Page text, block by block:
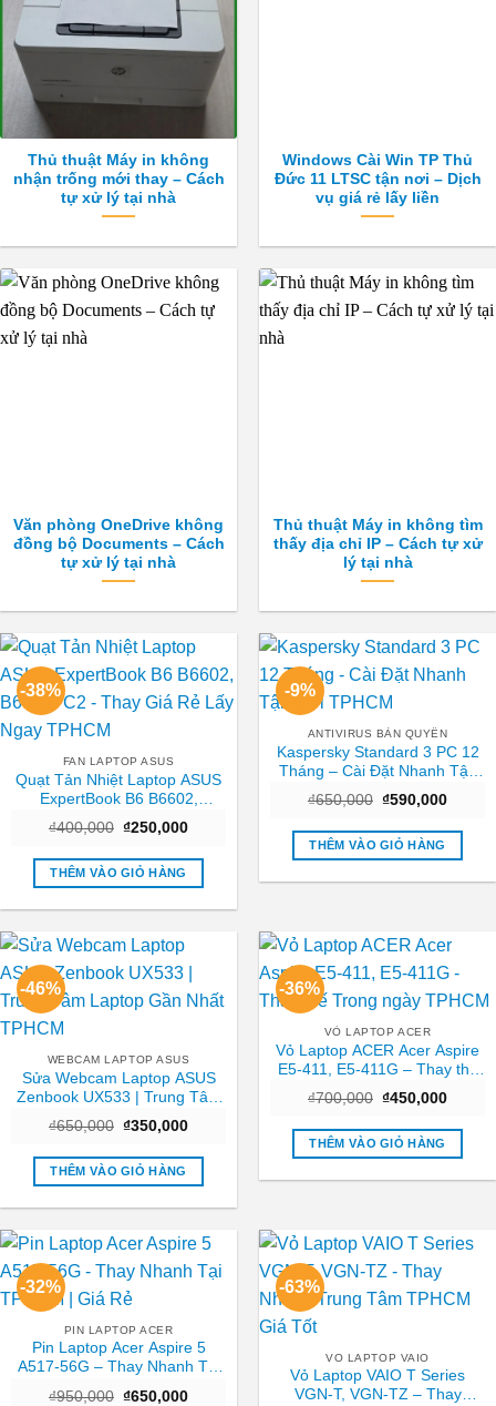
Thủ thuật Máy in không
nhận trống mới thay – Cách
tự xử lý tại nhà
Windows Cài Win TP Thủ
Đức 11 LTSC tận nơi – Dịch
vụ giá rẻ lấy liền
Văn phòng OneDrive không
đồng bộ Documents – Cách
tự xử lý tại nhà
Thủ thuật Máy in không tìm
thấy địa chỉ IP – Cách tự xử
lý tại nhà
-38%
FAN LAPTOP ASUS
Quạt Tản Nhiệt Laptop ASUS
ExpertBook B6 B6602,
Ngay TPHCM
₫400,000 Giá
là:
₫400,000.
₫250,000Giá
tại
₫250,000.
THÊM VÀO GIỎ HÀNG
-9%
ANTIVIRUS BẢN QUYỀN
Kaspersky Standard 3 PC 12
Tháng – Cài Đặt Nhanh Tận
₫650,000 Giá
là:
₫650,000.
₫590,000Giá
tại
THÊM VÀO GIỎ HÀNG
-46%
WEBCAM LAPTOP ASUS
Sửa Webcam Laptop ASUS
Zenbook UX533 | Trung Tâm
₫650,000 Giá
là:
₫650,000.
₫350,000Giá
tại
₫350,000.
THÊM VÀO GIỎ HÀNG
-36%
VỎ LAPTOP ACER
Vỏ Laptop ACER Acer Aspire
E5-411, E5-411G – Thay thế
₫700,000 Giá
là:
₫700,000.
₫450,000Giá
tại
THÊM VÀO GIỎ HÀNG
-32%
PIN LAPTOP ACER
Pin Laptop Acer Aspire 5
A517-56G – Thay Nhanh Tại
₫950,000 Giá
₫650,000Giá
-63%
VO LAPTOP VAIO
Vỏ Laptop VAIO T Series
VGN-T, VGN-TZ – Thay